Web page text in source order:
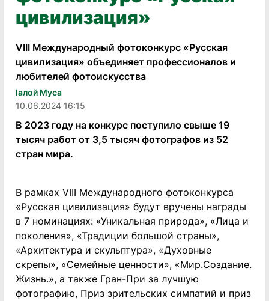
цивилизация»
VIII Международный фотоконкурс «Русская
цивилизация» объединяет профессионалов и
любителей фотоискусства
Iалой Муса
10.06.2024 16:15
В 2023 году на конкурс поступило свыше 19
тысяч работ от 3,5 тысяч фотографов из 52
стран мира.
В рамках VIII Международного фотоконкурса
«Русская цивилизация» будут вручены награды
в 7 номинациях: «Уникальная природа», «Лица и
поколения», «Традиции большой страны»,
«Архитектура и скульптура», «Духовные
скрепы», «Семейные ценности», «Мир.Создание.
Жизнь.», а также Гран-При за лучшую
фотографию, Приз зрительских симпатий и приз